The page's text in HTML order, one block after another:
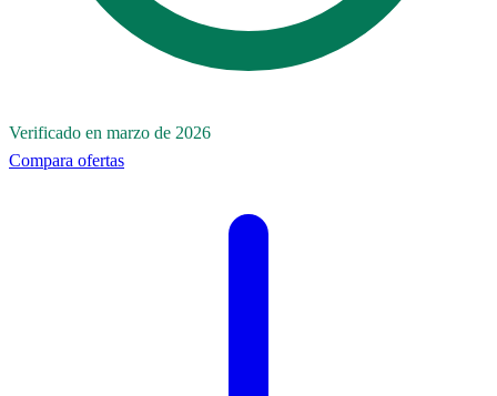
Verificado en marzo de 2026
Compara ofertas